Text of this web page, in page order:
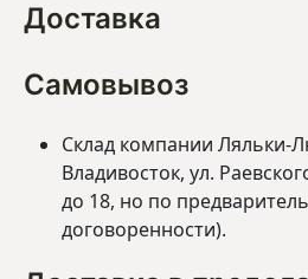
Доставка
Самовывоз
Склад компании Ляльки-
Владивосток, ул.
до 18, но по
договоренности).